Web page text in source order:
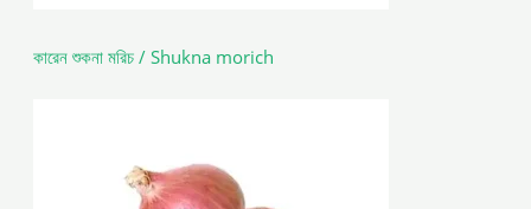
কারেন শুকনা মরিচ / Shukna morich